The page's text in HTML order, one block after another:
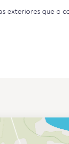
exteriores que o